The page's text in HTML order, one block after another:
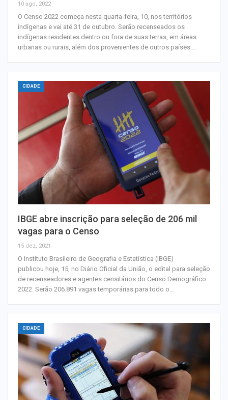
10 ago, 2022
O Censo 2022 começa nesta quarta-feira, 10, nos territórios
indígenas e vai até 31 de outubro. Serão recenseados os
indígenas residentes dentro ou fora de suas terras, em áreas
urbanas ou rurais, além dos provenientes de outros países.…
CIDADE
IBGE abre inscrição para seleção de 206 mil
vagas para o Censo
15 dez, 2021
O Instituto Brasileiro de Geografia e Estatística (IBGE)
publicou hoje, 15, no Diário Oficial da União, o edital para seleção
de recenseadores e agentes censitários do Censo Demográfico
2022. Serão 206.891 vagas temporárias para todo o…
CIDADE